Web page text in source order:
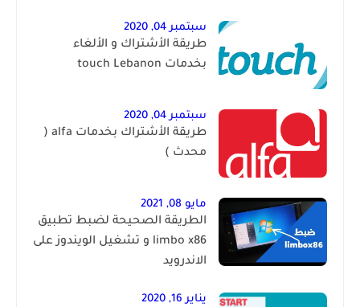
سبتمبر 04, 2020
طريقة الأشتراك و الألغاء
بخدمات touch Lebanon
سبتمبر 04, 2020
طريقة الأشتراك بخدمات alfa (
محدث )
مايو 08, 2021
الطريقة الصحيحة لضبط تطبيق
limbo x86 و تشغيل الويندوز على
الاندرويد
يناير 16, 2020